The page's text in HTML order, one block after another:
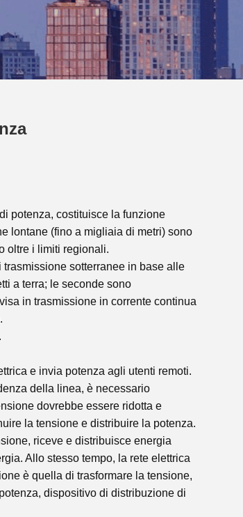
potenza, costituisce la funzione
lontane (fino a migliaia di metri) sono
oltre i limiti regionali.
sotterranee in base alle
a terra; le seconde sono
in trasmissione in corrente continua
e invia potenza agli utenti remoti.
della linea, è necessario
dovrebbe essere ridotta e
la tensione e distribuire la potenza.
riceve e distribuisce energia
Allo stesso tempo, la rete elettrica
è quella di trasformare la tensione,
dispositivo di distribuzione di